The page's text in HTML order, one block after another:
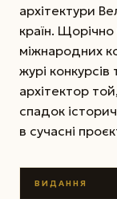
архітектури
країн. Щорічно
міжнародних
журі
архітектор
спадок
в сучасні
ВИДАННЯ